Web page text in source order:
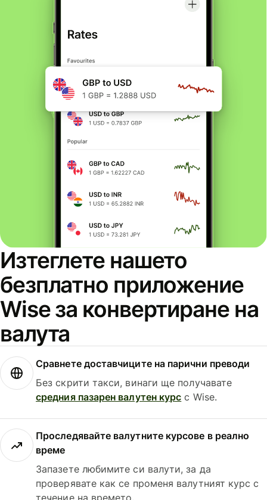
Изтеглете нашето
безплатно приложение
Wise за конвертиране на
валута
Сравнете доставчиците на парични преводи
Без скрити такси, винаги ще получавате
средния пазарен валутен курс с Wise.
Проследявайте валутните курсове в реално
време
Запазете любимите си валути, за да
проверявате как се променя валутният курс с